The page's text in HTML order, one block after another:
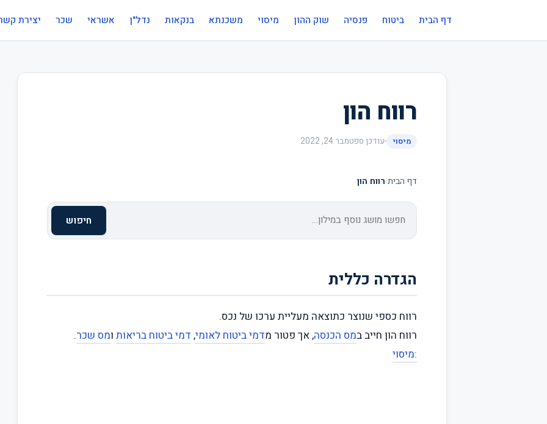
דף הבית ביטוח פנסיה שוק ההון מיסוי משכנתא בנקאות נדל"ן אשראי שכר יצירת
רווח הון
מיסוי עודכן ספטמבר 24, 2022
דף הבית›רווח הון
חיפוש
הגדרה כללית
רווח כספי שנוצר כתוצאה מעליית ערכו של נכס.
רווח הון חייב במס הכנסה, אך פטור מדמי ביטוח לאומי, דמי ביטוח בריאות ומס שכר.
:מיסוי